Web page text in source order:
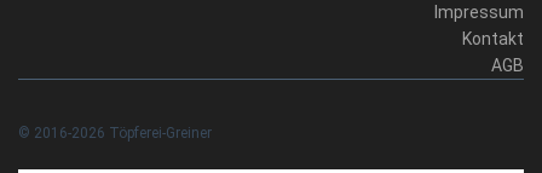
Impressum
Kontakt
AGB
© 2016-2026 Töpferei-Greiner